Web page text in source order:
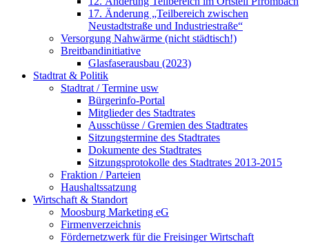
17. Änderung „Teilbereich zwischen
Neustadtstraße und Industriestraße“
Versorgung Nahwärme (nicht städtisch!)
Breitbandinitiative
Glasfaserausbau (2023)
Stadtrat & Politik
Stadtrat / Termine usw
Bürgerinfo-Portal
Mitglieder des Stadtrates
Ausschüsse / Gremien des Stadtrates
Sitzungstermine des Stadtrates
Dokumente des Stadtrates
Sitzungsprotokolle des Stadtrates 2013-2015
Fraktion / Parteien
Haushaltssatzung
Wirtschaft & Standort
Moosburg Marketing eG
Firmenverzeichnis
Fördernetzwerk für die Freisinger Wirtschaft